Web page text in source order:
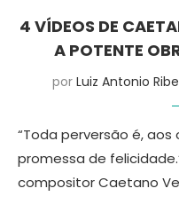
4 VÍDEOS DE
A POTENTE
por Luiz Antonio
“Toda perversão é,
promessa de
compositor Caetano